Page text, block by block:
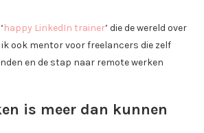
happy LinkedIn trainer’ die de wereld over
ook mentor voor freelancers die zelf
en de stap naar remote werken
is meer dan kunnen